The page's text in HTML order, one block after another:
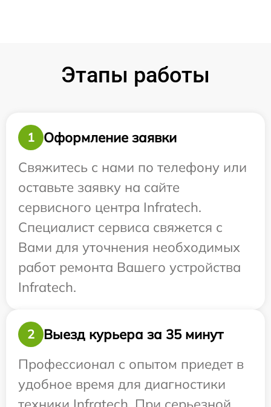
Этапы работы
1
Оформление заявки
Свяжитесь с нами по телефону или
оставьте заявку на сайте
сервисного центра Infratech.
Специалист сервиса свяжется с
Вами для уточнения необходимых
работ ремонта Вашего устройства
Infratech.
2
Выезд курьера за 35 минут
Профессионал с опытом приедет в
удобное время для диагностики